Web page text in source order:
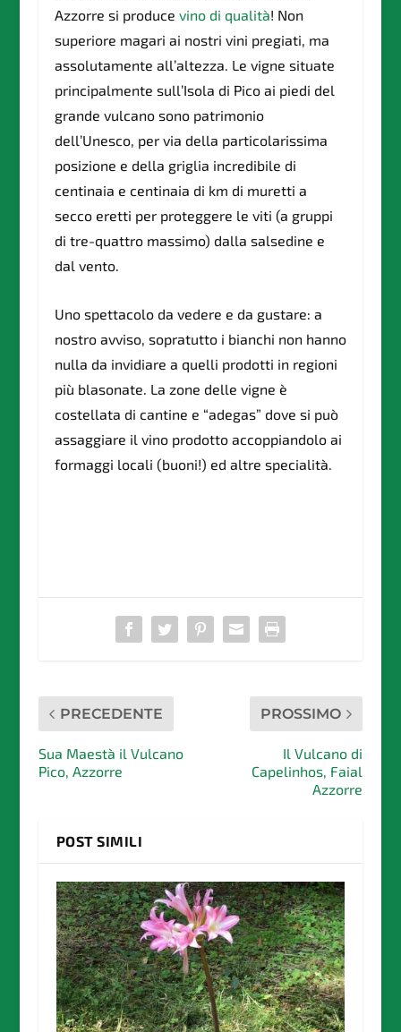
Azzorre si produce vino di qualità! Non
superiore magari ai nostri vini pregiati, ma
assolutamente all’altezza. Le vigne situate
principalmente sull’Isola di Pico ai piedi del
grande vulcano sono patrimonio
dell’Unesco, per via della particolarissima
posizione e della griglia incredibile di
centinaia e centinaia di km di muretti a
secco eretti per proteggere le viti (a gruppi
di tre-quattro massimo) dalla salsedine e
dal vento.
Uno spettacolo da vedere e da gustare: a
nostro avviso, sopratutto i bianchi non hanno
nulla da invidiare a quelli prodotti in regioni
più blasonate. La zone delle vigne è
costellata di cantine e “adegas” dove si può
assaggiare il vino prodotto accoppiandolo ai
formaggi locali (buoni!) ed altre specialità.
PRECEDENTE
Sua Maestà il Vulcano
Pico, Azzorre
PROSSIMO
Il Vulcano di
Capelinhos, Faial
Azzorre
POST SIMILI